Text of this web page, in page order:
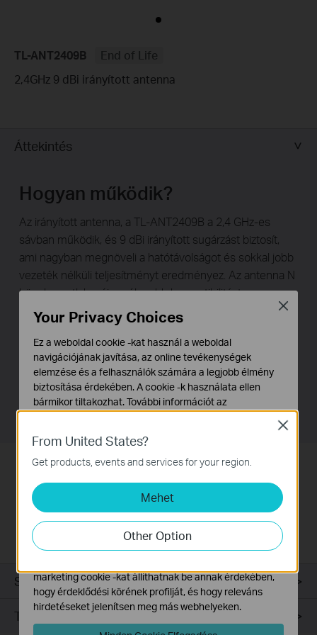
TL-ANT2409B
End of Life
2,4GHz 9 dBi irányított antenna
Áttekintés
Hogyan működik?
Az irányított antenna, a TL-ANT2409B a 2,4 GHz-es
sávban működik, és 9 dBi irányított sugárzást biztosít,
ami nagyban megnöveli a hatótávolságot és sokkal jobb
vezeték nélküli teljesítményt eredményez. Az antenna N
hüvely csatlakozója szélesebb kompatibilitást
eredményez legtöbb a vezeték nélküli eszközzel. Ezen
felül, a időjárásálló borítás különböző kültéri megoldások
esetén is normális működést biztosít.
Élvezze a vezeték nélküli kapcsolat előnyeit nagyobb
távolságban és teljesítménnyel a beltér teljes területén.
Nincs szükség sem konfigurációs, sem telepítő
szoftverre.
Könnyű használni
A TL-ANT2409B telepítése egyszerű és
zökkenőmentes. Kompatibilis a legtöbb vezeték nélküli
eszközzel (Access Point-ok, routerek, bridge-ek és
hálózati adapterek), amiknek külső antennája levehető.
Specifikációk
Támogatás
From United States?
Get products, events and services for your region.
Mehet
Other Option
Close
Your Privacy Choices
Ez a weboldal cookie -kat használ a weboldal
navigációjának javítása, az online tevékenységek
elemzése és a felhasználók számára a legjobb élmény
biztosítása érdekében. A cookie -k használata ellen
bármikor tiltakozhat. További információt az
Alap Cookie-k
Ezek a cookie -k a webhely működéséhez szükségesek,
és nem tilthatók le a rendszereiben.
Marketing és Elemző Cookie-k
Az elemző cookie -k lehetővé teszik számunkra, hogy
elemezzük weboldalunkon végzett tevékenységeit, hogy
javítsuk és módosítsuk webhelyünk működését.
marketing cookie -kat állíthatnak be annak érdekében,
hogy érdeklődési körének profilját, és hogy releváns
hirdetéseket jelenítsen meg más webhelyeken.
Close